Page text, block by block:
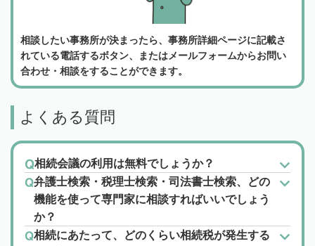
相談したい事務所が決まったら、事務所詳細ページに記載さ
れている電話するボタン、またはメールフォームからお問い
合わせ・相談をすることができます。
よくある質問
相続会議の利用は無料でしょうか？
弁護士検索・税理士検索・司法書士検索、どの
機能を使って専門家に相談すればいいでしょう
か？
相続にあたって、どのくらい相続税が発生する